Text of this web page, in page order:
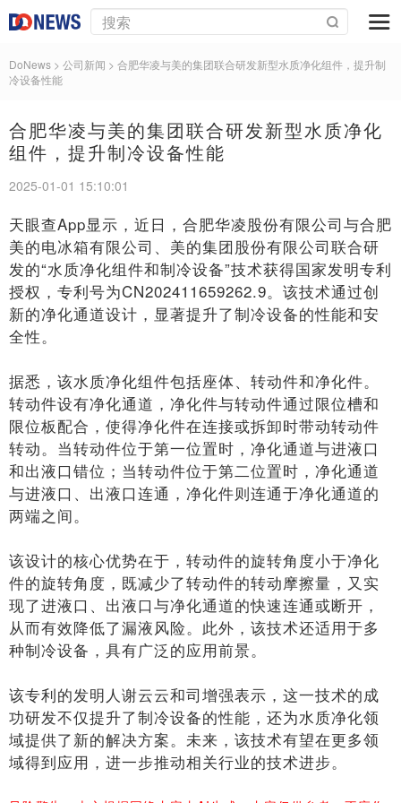
DoNews > 公司新闻 > 合肥华凌与美的集团联合研发新型水质净化组件，提升制
冷设备性能
合肥华凌与美的集团联合研发新型水质净化
组件，提升制冷设备性能
2025-01-01 15:10:01
天眼查App显示，近日，合肥华凌股份有限公司与合肥
美的电冰箱有限公司、美的集团股份有限公司联合研
发的“水质净化组件和制冷设备”技术获得国家发明专利
授权，专利号为CN202411659262.9。该技术通过创
新的净化通道设计，显著提升了制冷设备的性能和安
全性。
据悉，该水质净化组件包括座体、转动件和净化件。
转动件设有净化通道，净化件与转动件通过限位槽和
限位板配合，使得净化件在连接或拆卸时带动转动件
转动。当转动件位于第一位置时，净化通道与进液口
和出液口错位；当转动件位于第二位置时，净化通道
与进液口、出液口连通，净化件则连通于净化通道的
两端之间。
该设计的核心优势在于，转动件的旋转角度小于净化
件的旋转角度，既减少了转动件的转动摩擦量，又实
现了进液口、出液口与净化通道的快速连通或断开，
从而有效降低了漏液风险。此外，该技术还适用于多
种制冷设备，具有广泛的应用前景。
该专利的发明人谢云云和司增强表示，这一技术的成
功研发不仅提升了制冷设备的性能，还为水质净化领
域提供了新的解决方案。未来，该技术有望在更多领
域得到应用，进一步推动相关行业的技术进步。